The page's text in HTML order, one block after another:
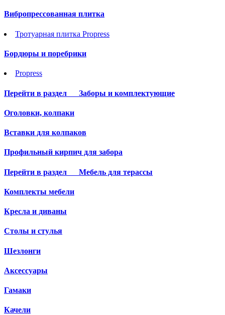
Вибропрессованная плитка
Тротуарная плитка Propress
Бордюры и поребрики
Propress
Перейти в раздел Заборы и комплектующие
Оголовки, колпаки
Вставки для колпаков
Профильный кирпич для забора
Перейти в раздел Мебель для терассы
Комплекты мебели
Кресла и диваны
Столы и стулья
Шезлонги
Аксессуары
Гамаки
Качели